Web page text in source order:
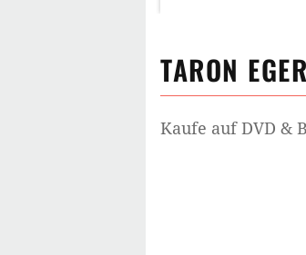
TARON
Kaufe auf DVD &